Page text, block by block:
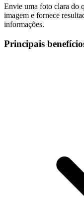
Envie uma foto clara do
imagem e fornece
informações.
Principais